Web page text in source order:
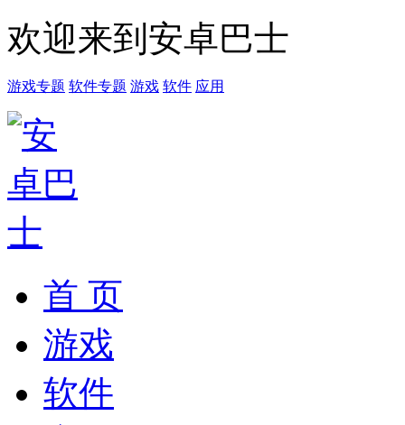
欢迎来到安卓巴士
游戏专题 软件专题 游戏 软件 应用
首 页
游戏
软件